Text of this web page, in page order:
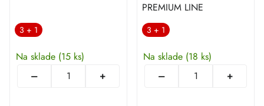
3 + 1
Na sklade (15 ks)
PREMIUM LINE
3 + 1
Na sklade (18 ks)